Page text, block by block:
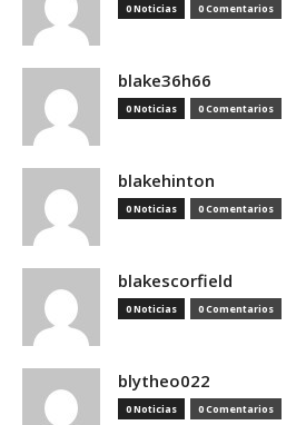
0 Noticias 0 Comentarios
blake36h66
0 Noticias 0 Comentarios
blakehinton
0 Noticias 0 Comentarios
blakescorfield
0 Noticias 0 Comentarios
blytheo022
0 Noticias 0 Comentarios